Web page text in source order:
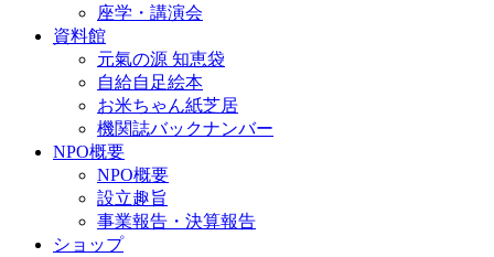
座学・講演会
資料館
元氣の源 知恵袋
自給自足絵本
お米ちゃん紙芝居
機関誌バックナンバー
NPO概要
NPO概要
設立趣旨
事業報告・決算報告
ショップ